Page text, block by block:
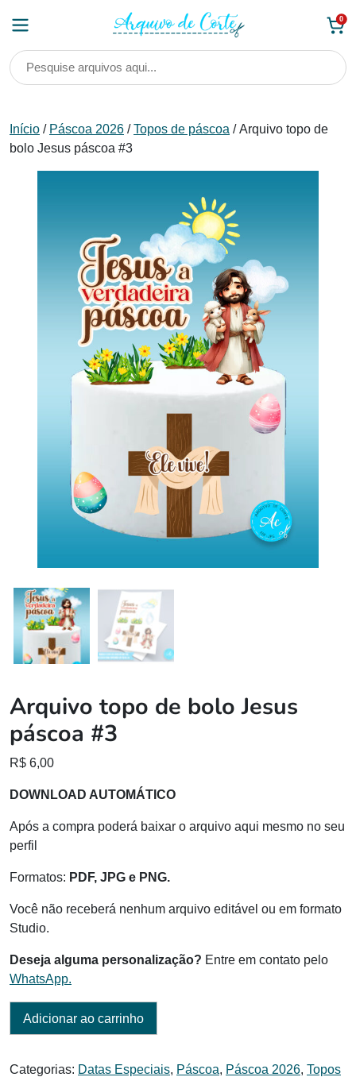
0
Início / Páscoa 2026 /Topos de páscoa / Arquivo topo de
bolo Jesus páscoa #3
Arquivo topo de bolo Jesus
páscoa #3
R$ 6,00
DOWNLOAD AUTOMÁTICO
Após a compra poderá baixar o arquivo aqui mesmo no seu
perfil
Formatos: PDF, JPG e PNG.
Você não receberá nenhum arquivo editável ou em formato
Studio.
Deseja alguma personalização? Entre em contato pelo
WhatsApp.
Adicionar ao carrinho
Categorias: Datas Especiais, Páscoa, Páscoa 2026, Topos